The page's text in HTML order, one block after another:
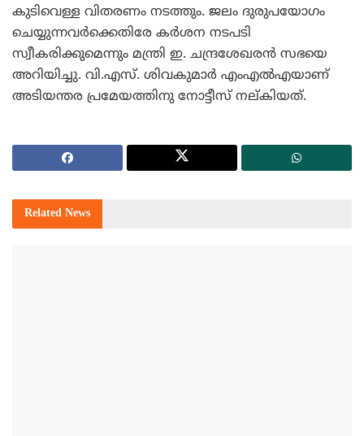
കുടിവെള്ള വിതരണം നടത്തും. ജലം ദുരുപയോഗം
ചെയ്യുന്നവര്‍ക്കെതിരേ കര്‍ശന നടപടി
സ്വീകരിക്കുമെന്നും മന്ത്രി ഇ. ചന്ദ്രശേഖരന്‍ സഭയെ
അറിയിച്ചു. വി.എസ്. ശിവകുമാര്‍ എംഎല്‍എയാണ്
അടിയന്തര പ്രമേയത്തിനു നോട്ടീസ് നല്കിയത്.
Related News